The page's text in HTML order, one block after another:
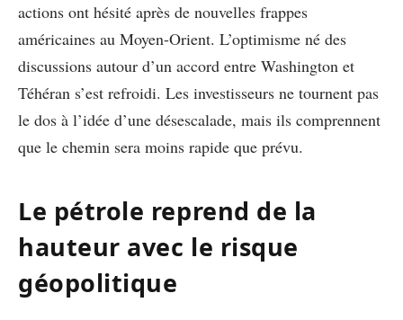
actions ont hésité après de nouvelles frappes
américaines au Moyen-Orient. L’optimisme né des
discussions autour d’un accord entre Washington et
Téhéran s’est refroidi. Les investisseurs ne tournent pas
le dos à l’idée d’une désescalade, mais ils comprennent
que le chemin sera moins rapide que prévu.
Le pétrole reprend de la
hauteur avec le risque
géopolitique